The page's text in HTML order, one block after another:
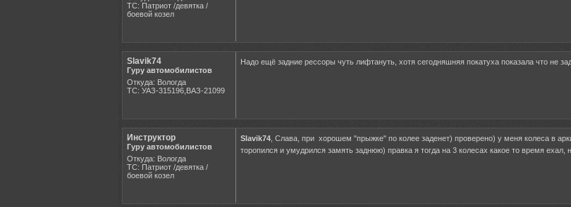
ТС: Патриот /девятка /
боевой козел
Slavik74
Гуру автомобилистов
Откуда: Вологда
ТС: УАЗ-315196,ВАЗ-21099
Надо ещё задние рессоры чуть лифтануть, хотя сегодняшняя покатуха показала что не
Инструктор
Гуру автомобилистов
Откуда: Вологда
ТС: Патриот /девятка /
боевой козел
Slavik74 , Слава, при хорошем "прыжке" по колее заденет) проверено) у меня колеса в
торопился и умудрился замять заднюю) правка я тогда на 3 колесах какое то время ехал,